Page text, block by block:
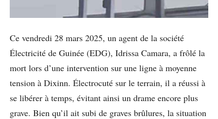
Ce vendredi 28 mars 2025, un agent de la société
Électricité de Guinée (EDG), Idrissa Camara, a frôlé la
mort lors d’une intervention sur une ligne à moyenne
tension à Dixinn. Électrocuté sur le terrain, il a réussi à
se libérer à temps, évitant ainsi un drame encore plus
grave. Bien qu’il ait subi de graves brûlures, la situation